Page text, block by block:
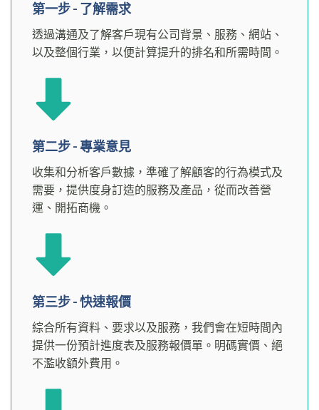
第一步 - 了解需求
透過溝通及了解客戶現有公司背景、服務、網站、
以及整個行業，以便計算提升的排名和所需時間。
第二步 - 專業意見
收集和分析客戶數據，準確了解顧客的行為模式及
需要，提供度身訂造的服務及產品，從而改善營
運、開拓商機。
第三步 - 快速報價
綜合所有資料、要求以及服務，我們會在短時間內
提供一份預計進度表及服務報價單。明碼實價、絕
不濫收額外費用。